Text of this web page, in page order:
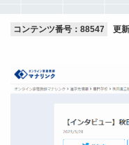
コンテンツ番号：88547 更